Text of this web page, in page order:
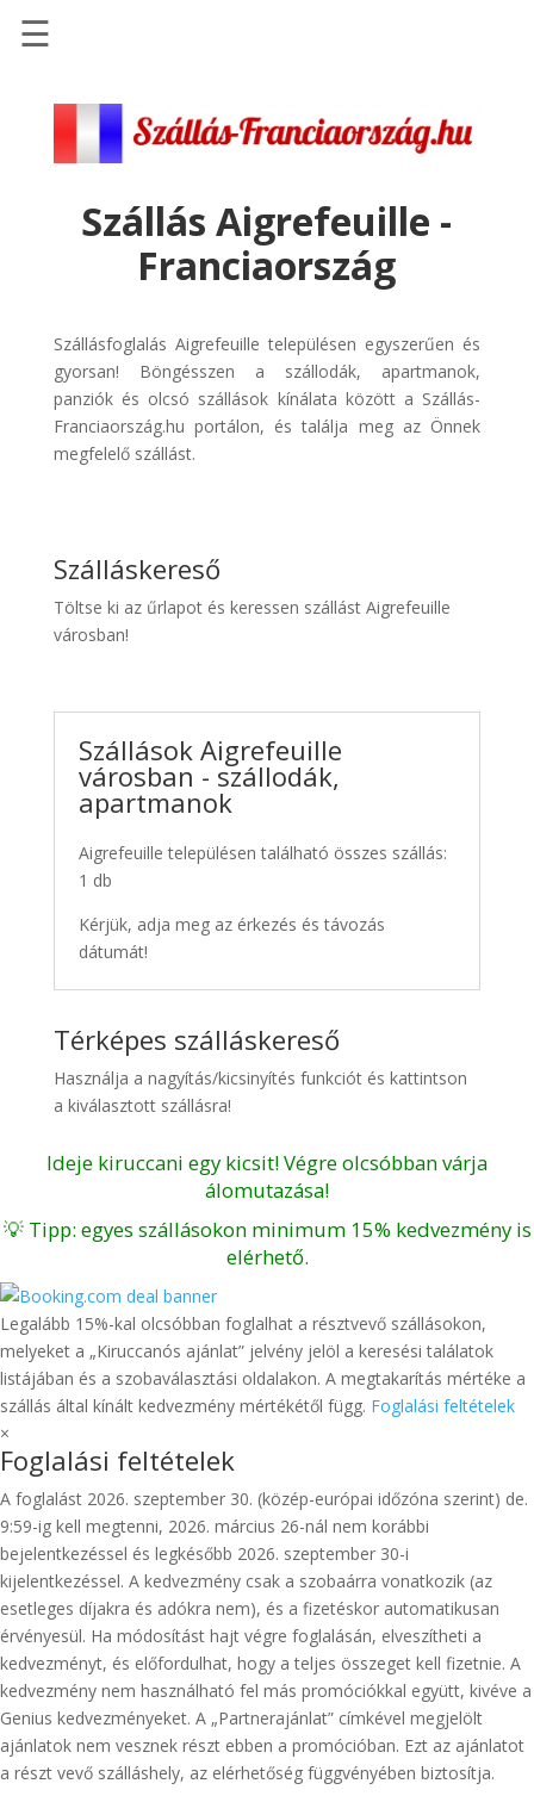
Szállások
Repülőjegy
pénzvisszatérítéssel
Discover
Cars
Transzfer
☰
Szállás Aigrefeuille -
Franciaország
Szállásfoglalás Aigrefeuille településen egyszerűen és
gyorsan! Böngésszen a szállodák, apartmanok,
panziók és olcsó szállások kínálata között a Szállás-
Franciaország.hu portálon, és találja meg az Önnek
megfelelő szállást.
Szálláskereső
Töltse ki az űrlapot és keressen szállást Aigrefeuille
városban!
Szállások Aigrefeuille
városban - szállodák,
apartmanok
Aigrefeuille településen található összes szállás:
1 db
Kérjük, adja meg az érkezés és távozás
dátumát!
Térképes szálláskereső
Használja a nagyítás/kicsinyítés funkciót és kattintson
a kiválasztott szállásra!
Ideje kiruccani egy kicsit! Végre olcsóbban várja
álomutazása!
💡 Tipp: egyes szállásokon minimum 15% kedvezmény is
elérhető.
Legalább 15%-kal olcsóbban foglalhat a résztvevő szállásokon,
melyeket a „Kiruccanós ajánlat” jelvény jelöl a keresési találatok
listájában és a szobaválasztási oldalakon. A megtakarítás mértéke a
szállás által kínált kedvezmény mértékétől függ. Foglalási feltételek
×
Foglalási feltételek
A foglalást 2026. szeptember 30. (közép-európai időzóna szerint) de.
9:59-ig kell megtenni, 2026. március 26-nál nem korábbi
bejelentkezéssel és legkésőbb 2026. szeptember 30-i
kijelentkezéssel. A kedvezmény csak a szobaárra vonatkozik (az
esetleges díjakra és adókra nem), és a fizetéskor automatikusan
érvényesül. Ha módosítást hajt végre foglalásán, elveszítheti a
kedvezményt, és előfordulhat, hogy a teljes összeget kell fizetnie. A
kedvezmény nem használható fel más promóciókkal együtt, kivéve a
Genius kedvezményeket. A „Partnerajánlat” címkével megjelölt
ajánlatok nem vesznek részt ebben a promócióban. Ezt az ajánlatot
a részt vevő szálláshely, az elérhetőség függvényében biztosítja.